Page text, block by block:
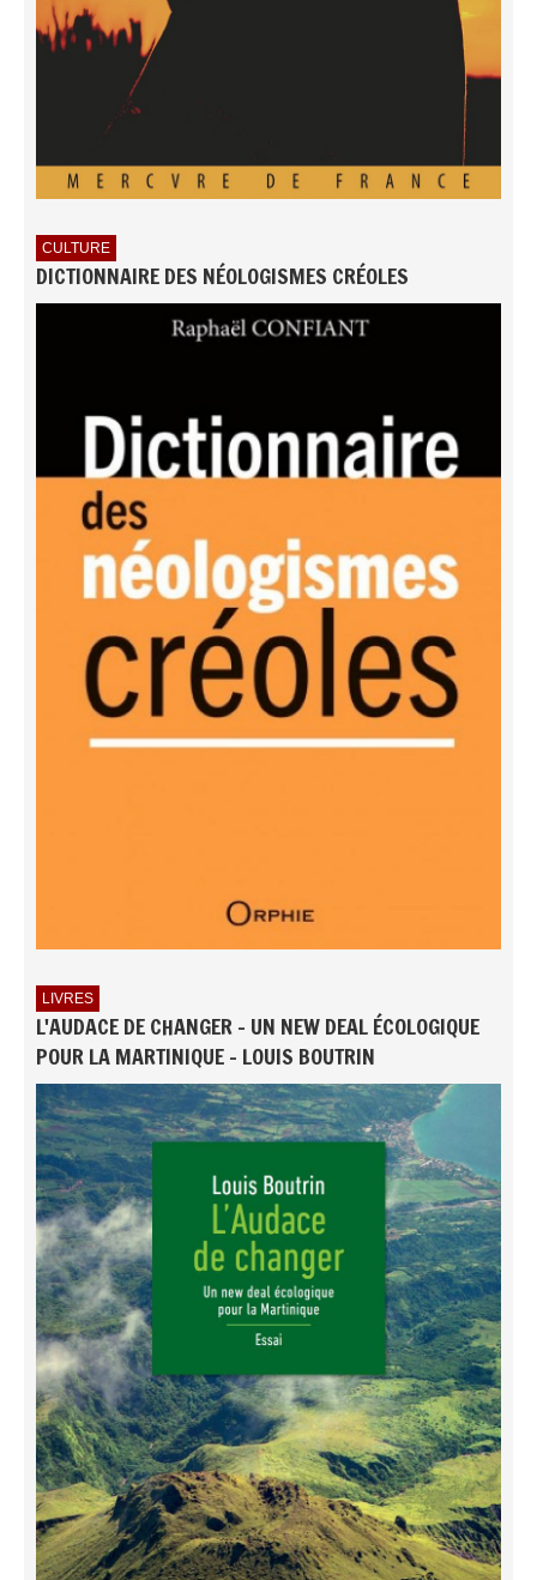
CULTURE
DICTIONNAIRE DES NÉOLOGISMES CRÉOLES
LIVRES
L'AUDACE DE CHANGER - UN NEW DEAL ÉCOLOGIQUE
POUR LA MARTINIQUE - LOUIS BOUTRIN